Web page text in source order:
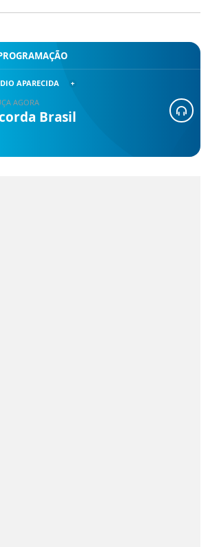
APARECIDA
AGORA
Brasil